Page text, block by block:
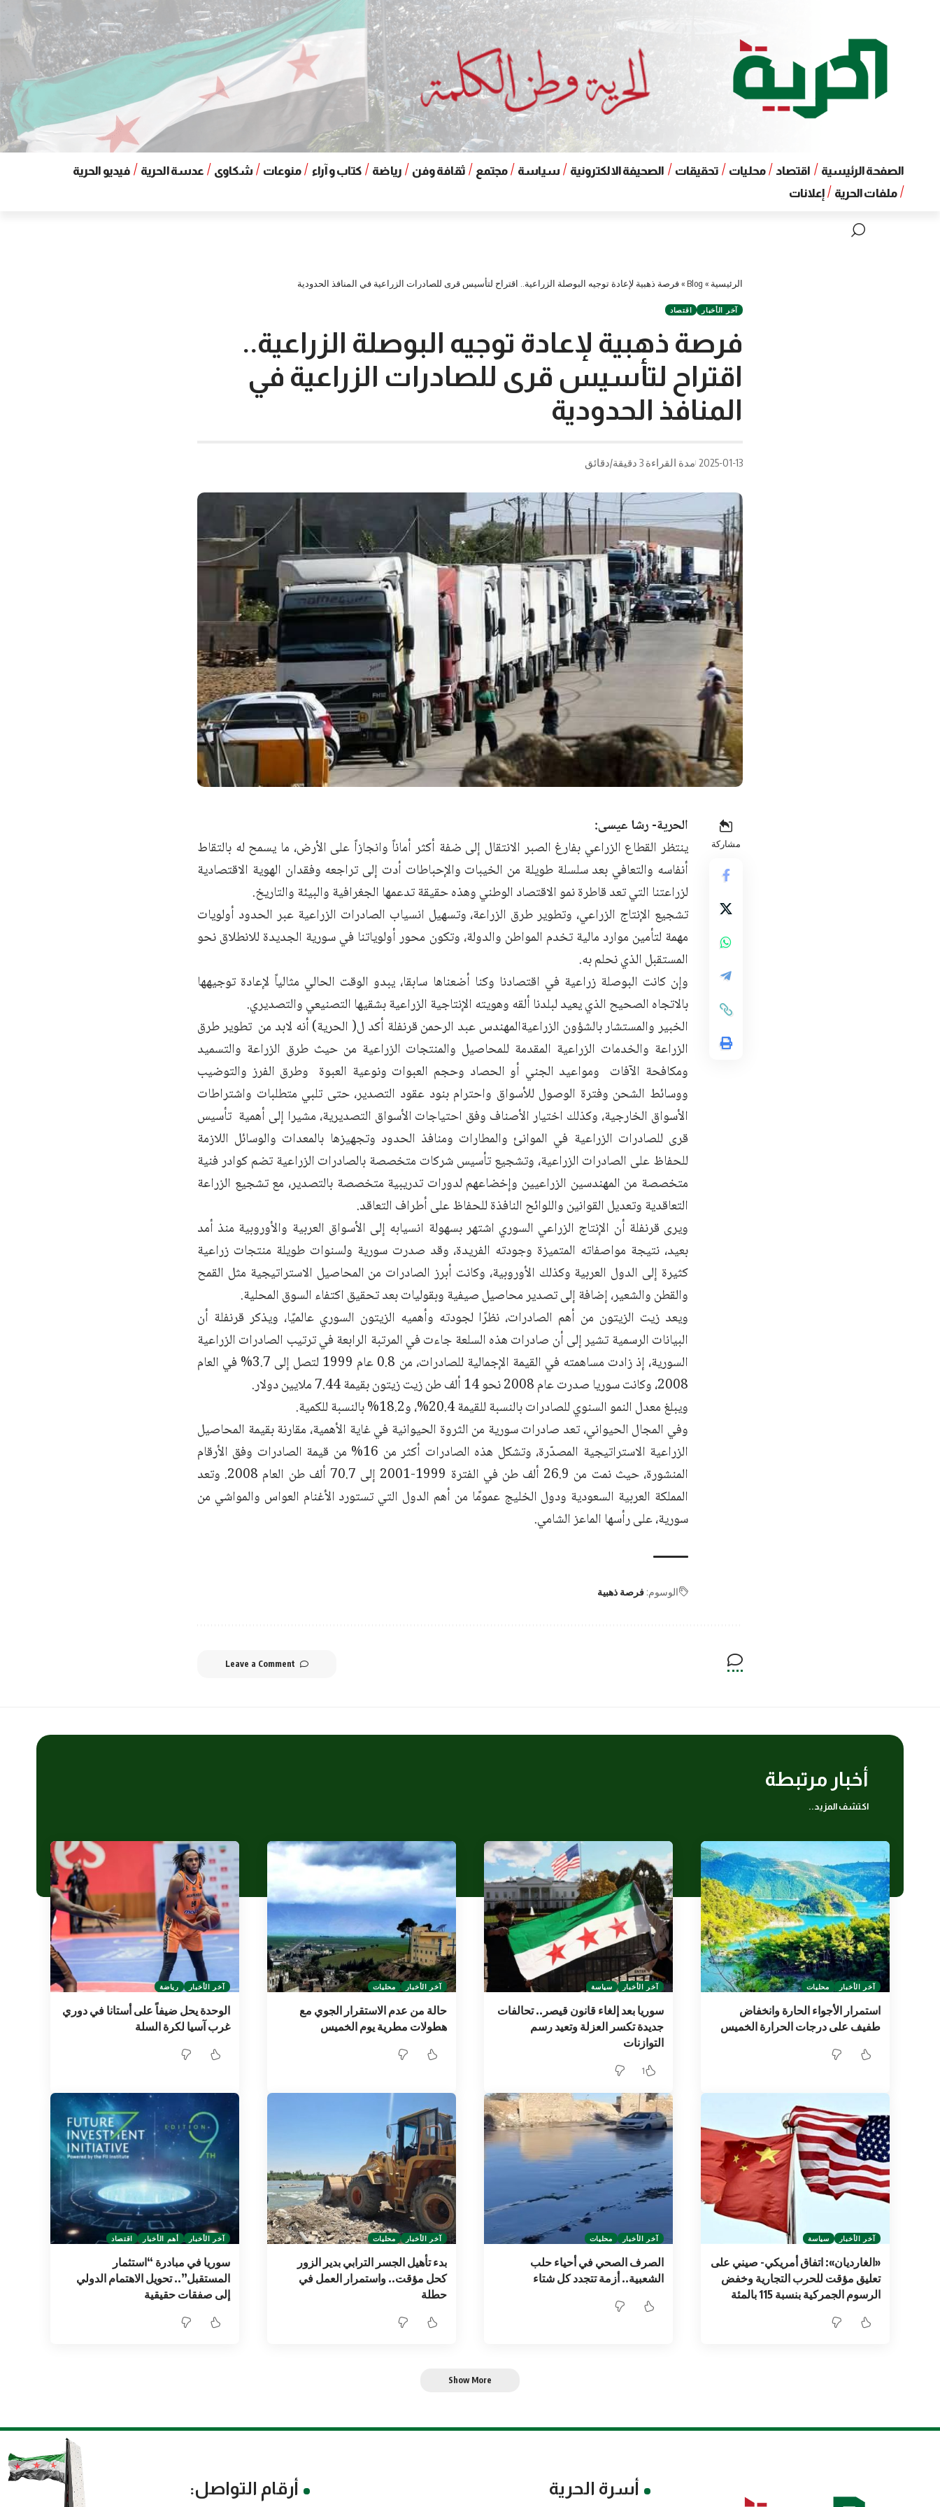
الصفحة الرئيسية اقتصاد محليات تحقيقات الصحيفة الالكترونية سياسة مجتمع ثقافة وفن رياضة كتاب و آراء منوعات شكاوى عدسة الحرية
فيديو الحرية
ملفات الحرية
إعلانات
الرئيسية »
Blog
»فرصة ذهبية لإعادة توجيه البوصلة الزراعية.. اقتراح لتأسيس قرى للصادرات الزراعية في المنافذ الحدودية
آخر الأخبار اقتصاد
فرصة ذهبية لإعادة توجيه البوصلة الزراعية..
اقتراح لتأسيس قرى للصادرات الزراعية في
المنافذ الحدودية
2025-01-13 مدة القراءة 3 دقيقة/دقائق
مشاركة
الحرية- رشا عيسى:
ينتظر القطاع الزراعي بفارغ الصبر الانتقال إلى ضفة أكثر أماناً وانجازاً على الأرض، ما يسمح له بالتقاط
أنفاسه والتعافي بعد سلسلة طويلة من الخيبات والإحباطات أدت إلى تراجعه وفقدان الهوية الاقتصادية
لزراعتنا التي تعد قاطرة نمو الاقتصاد الوطني وهذه حقيقة تدعمها الجغرافية والبيئة والتاريخ.
تشجيع الإنتاج الزراعي، وتطوير طرق الزراعة، وتسهيل انسياب الصادرات الزراعية عبر الحدود أولويات
مهمة لتأمين موارد مالية تخدم المواطن والدولة، وتكون محور أولوياتنا في سورية الجديدة للانطلاق نحو
المستقبل الذي نحلم به.
وإن كانت البوصلة زراعية في اقتصادنا وكنا أضعناها سابقا، يبدو الوقت الحالي مثالياً لإعادة توجيهها
بالاتجاه الصحيح الذي يعيد لبلدنا ألقه وهويته الإنتاجية الزراعية بشقيها التصنيعي والتصديري.
الخبير والمستشار بالشؤون الزراعيةالمهندس عبد الرحمن قرنفلة أكد ل( الحرية) أنه لابد من تطوير طرق
الزراعة والخدمات الزراعية المقدمة للمحاصيل والمنتجات الزراعية من حيث طرق الزراعة والتسميد
ومكافحة الآفات ومواعيد الجني أو الحصاد وحجم العبوات ونوعية العبوة وطرق الفرز والتوضيب
ووسائط الشحن وفترة الوصول للأسواق واحترام بنود عقود التصدير، حتى تلبي متطلبات واشتراطات
الأسواق الخارجية، وكذلك اختيار الأصناف وفق احتياجات الأسواق التصديرية، مشيرا إلى أهمية تأسيس
قرى للصادرات الزراعية في الموانئ والمطارات ومنافذ الحدود وتجهيزها بالمعدات والوسائل اللازمة
للحفاظ على الصادرات الزراعية، وتشجيع تأسيس شركات متخصصة بالصادرات الزراعية تضم كوادر فنية
متخصصة من المهندسين الزراعيين وإخضاعهم لدورات تدريبية متخصصة بالتصدير، مع تشجيع الزراعة
التعاقدية وتعديل القوانين واللوائح النافذة للحفاظ على أطراف التعاقد.
ويرى قرنفلة أن الإنتاج الزراعي السوري اشتهر بسهولة انسيابه إلى الأسواق العربية والأوروبية منذ أمد
بعيد، نتيجة مواصفاته المتميزة وجودته الفريدة، وقد صدرت سورية ولسنوات طويلة منتجات زراعية
كثيرة إلى الدول العربية وكذلك الأوروبية، وكانت أبرز الصادرات من المحاصيل الاستراتيجية مثل القمح
والقطن والشعير، إضافة إلى تصدير محاصيل صيفية وبقوليات بعد تحقيق اكتفاء السوق المحلية.
ويعد زيت الزيتون من أهم الصادرات، نظرًا لجودته وأهميه الزيتون السوري عالميًا، ويذكر قرنفلة أن
البيانات الرسمية تشير إلى أن صادرات هذه السلعة جاءت في المرتبة الرابعة في ترتيب الصادرات الزراعية
السورية، إذ زادت مساهمته في القيمة الإجمالية للصادرات، من 0.8 عام 1999 لتصل إلى 3.7% في العام
2008، وكانت سوريا صدرت عام 2008 نحو 14 ألف طن زيت زيتون بقيمة 7.44 ملايين دولار.
ويبلغ معدل النمو السنوي للصادرات بالنسبة للقيمة 20.4%، و18.2% بالنسبة للكمية.
وفي المجال الحيواني، تعد صادرات سورية من الثروة الحيوانية في غاية الأهمية، مقارنة بقيمة المحاصيل
الزراعية الاستراتيجية المصدّرة، وتشكل هذه الصادرات أكثر من 16% من قيمة الصادرات وفق الأرقام
المنشورة، حيث نمت من 26.9 ألف طن في الفترة 1999-2001 إلى 70.7 ألف طن العام 2008. وتعد
المملكة العربية السعودية ودول الخليج عمومًا من أهم الدول التي تستورد الأغنام العواس والمواشي من
سورية، على رأسها الماعز الشامي.
الوسوم: فرصة ذهبية
Leave a Comment
أخبار مرتبطة
اكتشف المزيد..
آخر الأخبار محليات
استمرار الأجواء الحارة وانخفاض
طفيف على درجات الحرارة الخميس
آخر الأخبار سياسة
سوريا بعد إلغاء قانون قيصر.. تحالفات
جديدة تكسر العزلة وتعيد رسم
التوازنات
1
آخر الأخبار محليات
حالة من عدم الاستقرار الجوي مع
هطولات مطرية يوم الخميس
آخر الأخبار رياضة
الوحدة يحل ضيفاً على أستانا في دوري
غرب آسيا لكرة السلة
آخر الأخبار سياسة
‏«الغارديان»: اتفاق أمريكي- صيني على
تعليق مؤقت للحرب التجارية وخفض
الرسوم الجمركية بنسبة ‌‏115 بالمئة
آخر الأخبار محليات
الصرف الصحي في أحياء حلب
الشعبية.. أزمة تتجدد كل شتاء
آخر الأخبار محليات
بدء تأهيل الجسر الترابي بدير الزور
كحل مؤقت.. واستمرار العمل في
حطلة
آخر الأخبار أهم الأخبار اقتصاد
سوريا في مبادرة “استثمار
المستقبل”.. تحويل الاهتمام الدولي
إلى صفقات حقيقية
Show More
أسرة الحرية أرقام التواصل: